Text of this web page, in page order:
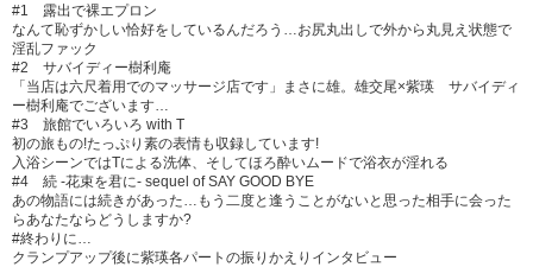
#1 露出で裸エプロン
なんて恥ずかしい恰好をしているんだろう…お尻丸出しで外から丸見え状態で
淫乱ファック
#2 サバイディー樹利庵
「当店は六尺着用でのマッサージ店です」まさに雄。雄交尾×紫瑛 サバイディ
ー樹利庵でございます…
#3 旅館でいろいろ with T
初の旅もの!たっぷり素の表情も収録しています!
入浴シーンではTによる洗体、そしてほろ酔いムードで浴衣が淫れる
#4 続 -花束を君に- sequel of SAY GOOD BYE
あの物語には続きがあった…もう二度と逢うことがないと思った相手に会った
らあなたならどうしますか?
#終わりに…
クランプアップ後に紫瑛各パートの振りかえりインタビュー